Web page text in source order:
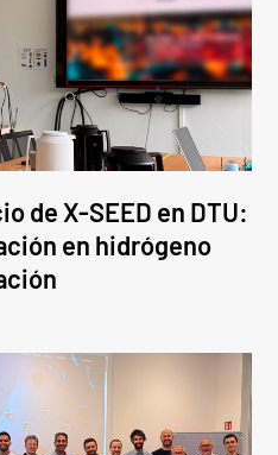
de X-SEED en DTU:
en hidrógeno